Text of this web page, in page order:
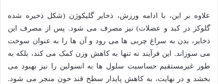
علاوه بر این، با ادامه ورزش، ذخایر گلیکوژن (شکل ذخیره شده
گلوکز در کبد و عضلات) نیز مصرف می شود. پس از مصرف این
ذخایر، بدن به سراغ چربی ها می رود و آن ها را به عنوان سوخت
می سوزاند. این فرآیند نه تنها به کاهش وزن کمک می کند، بلکه به
طور غیرمستقیم حساسیت سلول ها به انسولین را نیز بهبود می
بخشد و در نهایت، به کاهش پایدار سطح قند خون منجر می شود.